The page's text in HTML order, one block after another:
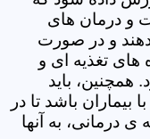
و درمان های
دهند و در صورت
های تغذیه ای و
همچنین، باید
بیماران باشد تا در
ی درمانی، به آنها